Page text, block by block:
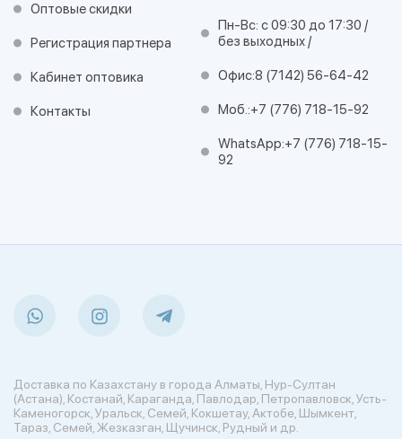
Оптовые скидки
Регистрация партнера
Кабинет оптовика
Контакты
Пн-Вс: с 09:30 до 17:30 /
без выходных /
Офис:8 (7142) 56-64-42
Моб.:+7 (776) 718-15-92
WhatsApp:+7 (776) 718-15-
92
Доставка по Казахстану в города Алматы, Нур-Султан
(Астана), Костанай, Караганда, Павлодар, Петропавловск, Усть-
Каменогорск, Уральск, Семей, Кокшетау, Актобе, Шымкент,
Тараз, Семей, Жезказган, Щучинск, Рудный и др.